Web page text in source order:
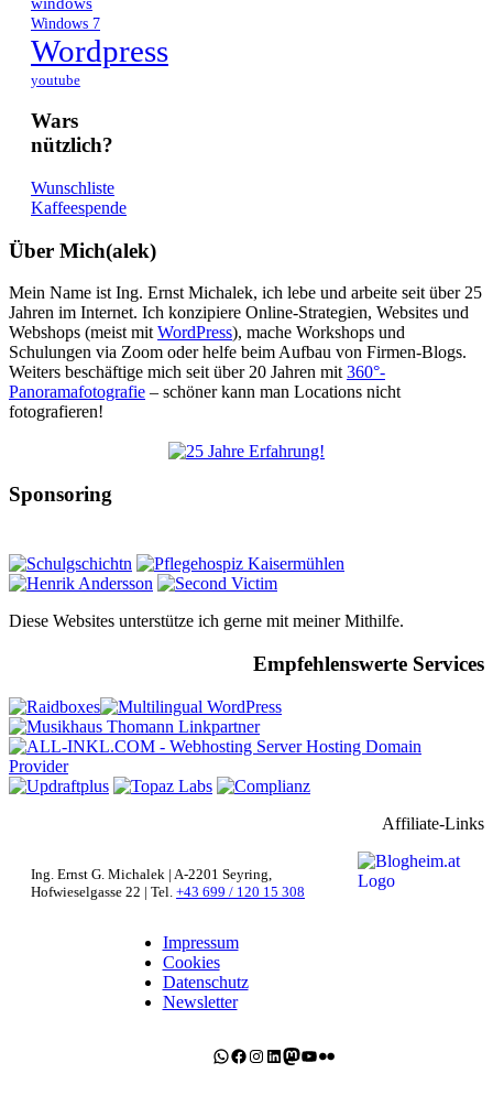
Windows 7
Wordpress
youtube
Wars
nützlich?
Wunschliste
Kaffeespende
Über Mich(alek)
Mein Name ist Ing. Ernst Michalek, ich lebe und arbeite seit über 25
Jahren im Internet. Ich konzipiere Online-Strategien, Websites und
Webshops (meist mitWordPress), mache Workshops und
Schulungen via Zoom oder helfe beim Aufbau von Firmen-Blogs.
Weiters beschäftige mich seit über 20 Jahren mit360°-
Panoramafotografie – schöner kann man Locations nicht
fotografieren!
Sponsoring
Diese Websites unterstütze ich gerne mit meiner Mithilfe.
Empfehlenswerte Services
Affiliate-Links
Ing. Ernst G. Michalek | A-2201 Seyring,
Hofwieselgasse 22 | Tel. +43 699 / 120 15 308
Impressum
Cookies
Datenschutz
Newsletter
WhatsApp
Facebook
Instagram
LinkedIn
Mastodon
YouTube
Flickr